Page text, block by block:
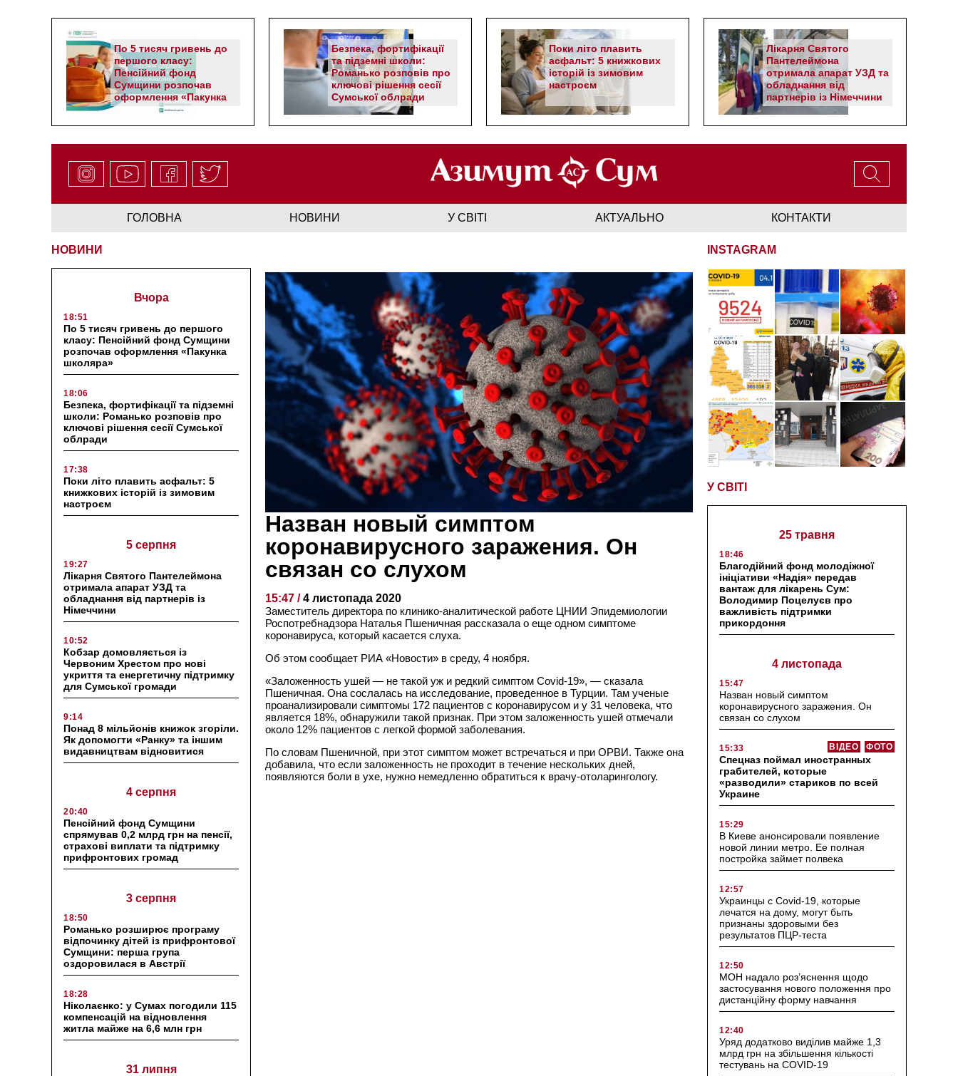
По 5 тисяч гривень до
першого класу:
Пенсійний фонд
Сумщини розпочав
оформлення «Пакунка
школяра»
Безпека, фортифікації
та підземні школи:
Романько розповів про
ключові рішення сесії
Сумської облради
Поки літо плавить
асфальт: 5 книжкових
історій із зимовим
настроєм
Лікарня Святого
Пантелеймона
отримала апарат УЗД та
обладнання від
партнерів із Німеччини
ГОЛОВНА НОВИНИ У СВІТІ АКТУАЛЬНО КОНТАКТИ
НОВИНИ
Вчора
18:51
По 5 тисяч гривень до першого
класу: Пенсійний фонд Сумщини
розпочав оформлення «Пакунка
школяра»
18:06
Безпека, фортифікації та підземні
школи: Романько розповів про
ключові рішення сесії Сумської
облради
17:38
Поки літо плавить асфальт: 5
книжкових історій із зимовим
настроєм
5 серпня
19:27
Лікарня Святого Пантелеймона
отримала апарат УЗД та
обладнання від партнерів із
Німеччини
10:52
Кобзар домовляється із
Червоним Хрестом про нові
укриття та енергетичну підтримку
для Сумської громади
9:14
Понад 8 мільйонів книжок згоріли.
Як допомогти «Ранку» та іншим
видавництвам відновитися
4 серпня
20:40
Пенсійний фонд Сумщини
спрямував 0,2 млрд грн на пенсії,
страхові виплати та підтримку
прифронтових громад
3 серпня
18:50
Романько розширює програму
відпочинку дітей із прифронтової
Сумщини: перша група
оздоровилася в Австрії
18:28
Ніколаєнко: у Сумах погодили 115
компенсацій на відновлення
житла майже на 6,6 млн грн
31 липня
Назван новый симптом
коронавирусного заражения. Он
связан со слухом
15:47 /4 листопада 2020
Заместитель директора по клинико-аналитической работе ЦНИИ Эпидемиологии
Роспотребнадзора Наталья Пшеничная рассказала о еще одном симптоме
коронавируса, который касается слуха.
Об этом сообщает РИА «Новости» в среду, 4 ноября.
«Заложенность ушей — не такой уж и редкий симптом Covid-19», — сказала
Пшеничная. Она сослалась на исследование, проведенное в Турции. Там ученые
проанализировали симптомы 172 пациентов с коронавирусом и у 31 человека, что
является 18%, обнаружили такой признак. При этом заложенность ушей отмечали
около 12% пациентов с легкой формой заболевания.
По словам Пшеничной, при этот симптом может встречаться и при ОРВИ. Также она
добавила, что если заложенность не проходит в течение нескольких дней,
появляются боли в ухе, нужно немедленно обратиться к врачу-отоларингологу.
INSTAGRAM
У СВІТІ
25 травня
18:46
Благодійний фонд молодіжної
ініціативи «Надія» передав
вантаж для лікарень Сум:
Володимир Поцелуєв про
важливість підтримки
прикордоння
4 листопада
15:47
Назван новый симптом
коронавирусного заражения. Он
связан со слухом
15:33 ФОТО
ВІДЕО
Спецназ поймал иностранных
грабителей, которые
«разводили» стариков по всей
Украине
15:29
В Киеве анонсировали появление
новой линии метро. Ее полная
постройка займет полвека
12:57
Украинцы с Covid-19, которые
лечатся на дому, могут быть
признаны здоровыми без
результатов ПЦР-теста
12:50
МОН надало роз’яснення щодо
застосування нового положення про
дистанційну форму навчання
12:40
Уряд додатково виділив майже 1,3
млрд грн на збільшення кількості
тестувань на COVID-19